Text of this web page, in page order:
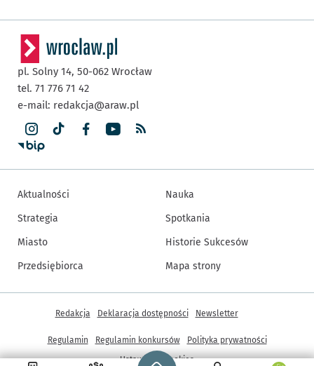
Strona główna - wroclaw.pl
pl. Solny 14, 50-062 Wrocław
tel. 71 776 71 42
e-mail: redakcja@araw.pl
Aktualności
Strategia
Miasto
Przedsiębiorca
Nauka
Spotkania
Historie Sukcesów
Mapa strony
Inne informacje
Redakcja Deklaracja dostępności Newsletter
Regulamin Regulamin konkursów
Polityka prywatności
Ustawienia cookies